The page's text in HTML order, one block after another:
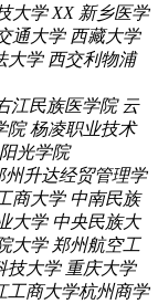
大学 XX 新乡医学
通大学 西藏大学
大学 西交利物浦
江民族医学院 云
院 杨凌职业技术
阳光学院
州升达经贸管理学
商大学 中南民族
大学 中央民族大
大学 郑州航空工
技大学 重庆大学
工商大学杭州商学